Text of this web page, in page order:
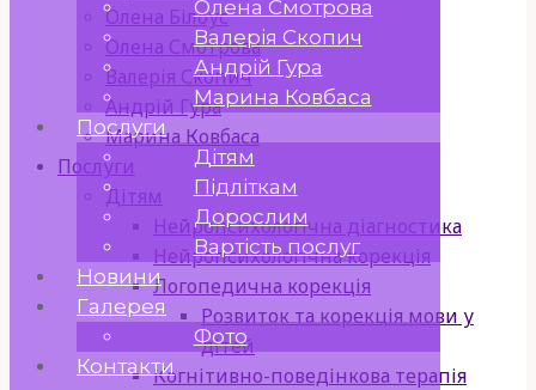
Олена Білоус
Олена Смотрова
Валерія Скопич
Андрій Гура
Марина Ковбаса
Послуги
Дітям
Нейропсихологічна діагностика
Нейропсихологічна корекція
Логопедична корекція
Розвиток та корекція мови у
дітей
Когнітивно-поведінкова терапія
Олена Смотрова
Валерія Скопич
Андрій Гура
Марина Ковбаса
Послуги
Дітям
Підліткам
Дорослим
Вартість послуг
Новини
Галерея
Фото
Контакти